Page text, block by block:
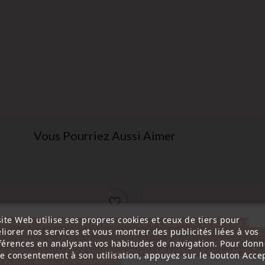
Vous Pourriez Aussi Aimer
favorite_border
Web utilise ses propres cookies et ceux de tiers pour
nos services et vous montrer des publicités liées à vos
en analysant vos habitudes de navigation. Pour
consentement à son utilisation, appuyez sur le bouton
notre société sera fermée pour congés du 10 aout au 1
inclus. Pour cette raison les commandes sont traitées
14H00. Pour le service réparation nous devons réceptionner
avant le 6 aout pour qu'elle soit réexpédiée avant le 7
pour votre compréhension»